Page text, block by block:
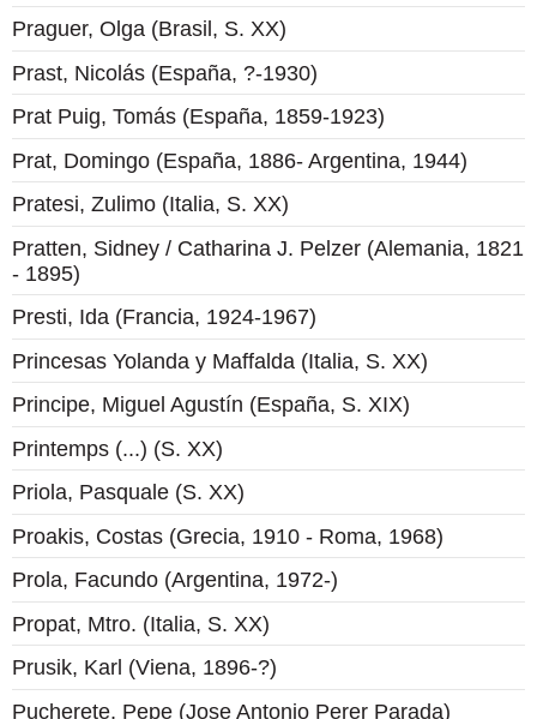
Praguer, Olga (Brasil, S. XX)
Prast, Nicolás (España, ?-1930)
Prat Puig, Tomás (España, 1859-1923)
Prat, Domingo (España, 1886- Argentina, 1944)
Pratesi, Zulimo (Italia, S. XX)
Pratten, Sidney / Catharina J. Pelzer (Alemania, 1821
- 1895)
Presti, Ida (Francia, 1924-1967)
Princesas Yolanda y Maffalda (Italia, S. XX)
Principe, Miguel Agustín (España, S. XIX)
Printemps (...) (S. XX)
Priola, Pasquale (S. XX)
Proakis, Costas (Grecia, 1910 - Roma, 1968)
Prola, Facundo (Argentina, 1972-)
Propat, Mtro. (Italia, S. XX)
Prusik, Karl (Viena, 1896-?)
Pucherete, Pepe (Jose Antonio Perer Parada)